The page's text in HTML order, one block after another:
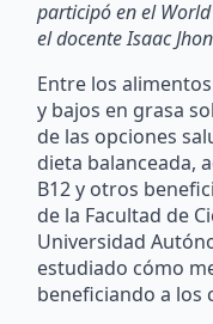
participó en elWorld
el docente Isaac
Entre los
y bajos en grasa
de las opciones
dieta balanceada,
B12 y otros
de la Facultad de
Universidad
estudiado cómo
beneficiando a los